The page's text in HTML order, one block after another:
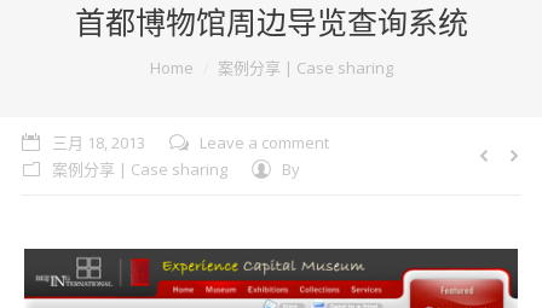
案例 | WORKS
首都博物馆周边导览查询系统
Home 案例分享 | Case sharing
三月 18, 2013
Leave a comment
案例分享 | Case sharing
By